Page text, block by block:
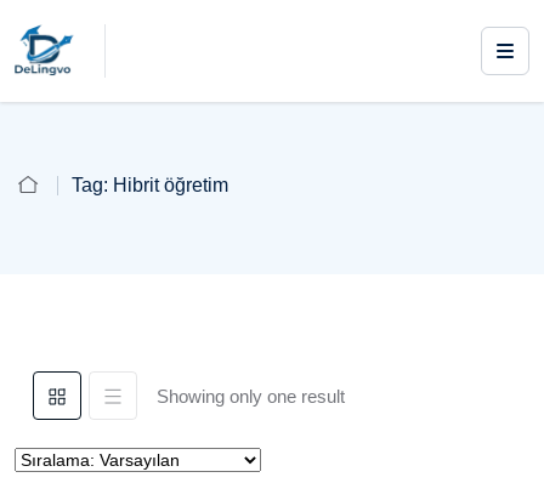
Tag: Hibrit öğretim
Showing only one result